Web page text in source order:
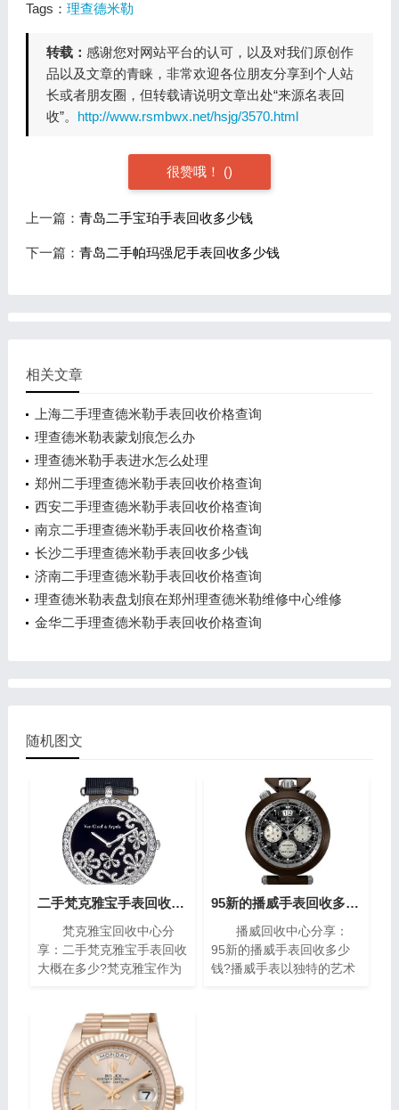
Tags： 理查德米勒
转载： 感谢您对网站平台的认可，以及对我们原创作
品以及文章的青睐，非常欢迎各位朋友分享到个人站
长或者朋友圈，但转载请说明文章出处“来源名表回
收”。 http://www.rsmbwx.net/hsjg/3570.html
很赞哦！ ()
上一篇： 青岛二手宝珀手表回收多少钱
下一篇： 青岛二手帕玛强尼手表回收多少钱
相关文章
上海二手理查德米勒手表回收价格查询
理查德米勒表蒙划痕怎么办
理查德米勒手表进水怎么处理
郑州二手理查德米勒手表回收价格查询
西安二手理查德米勒手表回收价格查询
南京二手理查德米勒手表回收价格查询
长沙二手理查德米勒手表回收多少钱
济南二手理查德米勒手表回收价格查询
理查德米勒表盘划痕在郑州理查德米勒维修中心维修
价格多少钱？
金华二手理查德米勒手表回收价格查询
随机图文
二手梵克雅宝手表回收大概在多少?(梵克雅宝高价回收指南)
梵克雅宝回收中心分
享：二手梵克雅宝手表回收
大概在多少?梵克雅宝作为
量而闻名。对于那些拥有一
款梵克雅宝手表的人来说，
了解其回收价格是非常重要
的。本文将为您介绍二手梵
克雅宝手表回收的价格指
95新的播威手表回收多少钱?(高价回收指南)
播威回收中心分享：
95新的播威手表回收多少
钱?播威手表以独特的艺术